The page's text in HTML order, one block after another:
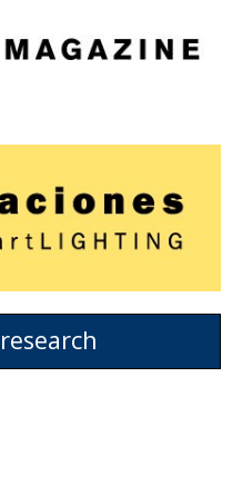
research